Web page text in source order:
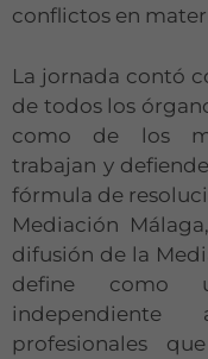
conflictos en
La jornada contó
de todos los
como de los
trabajan y
fórmula de
Mediación
difusión de la
define como
independiente
profesionales